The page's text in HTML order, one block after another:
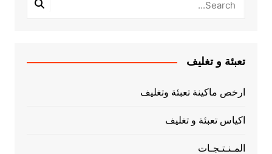
تعبئة و تغليف
ارخص ماكينة تعبئة وتغليف
اكياس تعبئة و تغليف
المـنـتـجـات